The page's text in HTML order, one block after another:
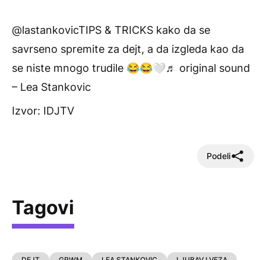
@lastankovicTIPS & TRICKS kako da se
savrseno spremite za dejt, a da izgleda kao da
se niste mnogo trudile 😂😂🤍♬ original sound
– Lea Stankovic
Izvor: IDJTV
Podeli
Tagovi